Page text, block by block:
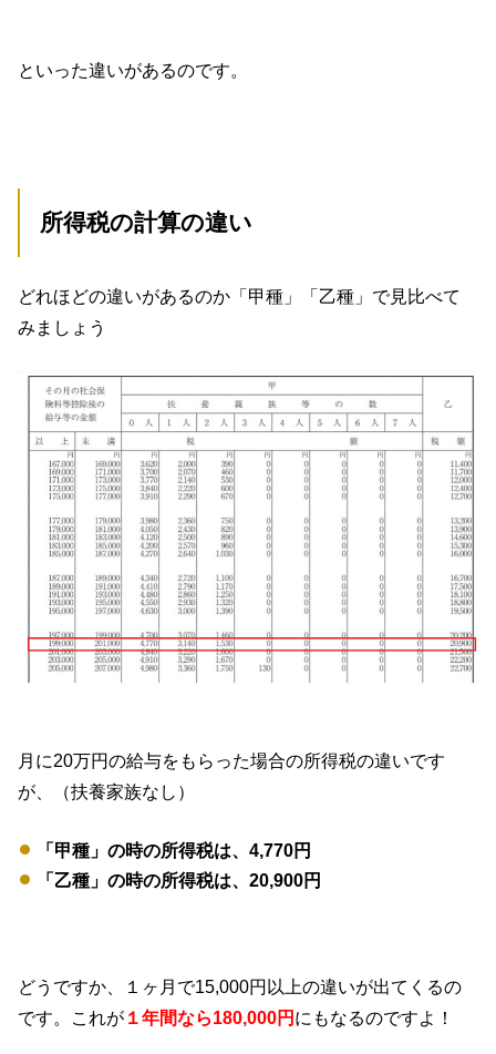
といった違いがあるのです。
所得税の計算の違い
どれほどの違いがあるのか「甲種」「乙種」で見比べて
みましょう
月に20万円の給与をもらった場合の所得税の違いです
が、（扶養家族なし）
「甲種」の時の所得税は、4,770円
「乙種」の時の所得税は、20,900円
どうですか、１ヶ月で15,000円以上の違いが出てくるの
です。これが １年間なら180,000円 にもなるのですよ！